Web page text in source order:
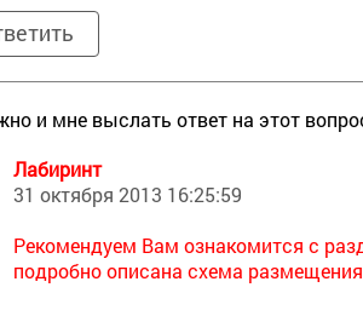
и мне выслать ответ на этот
Лабиринт
31 октября 2013 16:25:59
Рекомендуем Вам ознакомится с
подробно описана схема